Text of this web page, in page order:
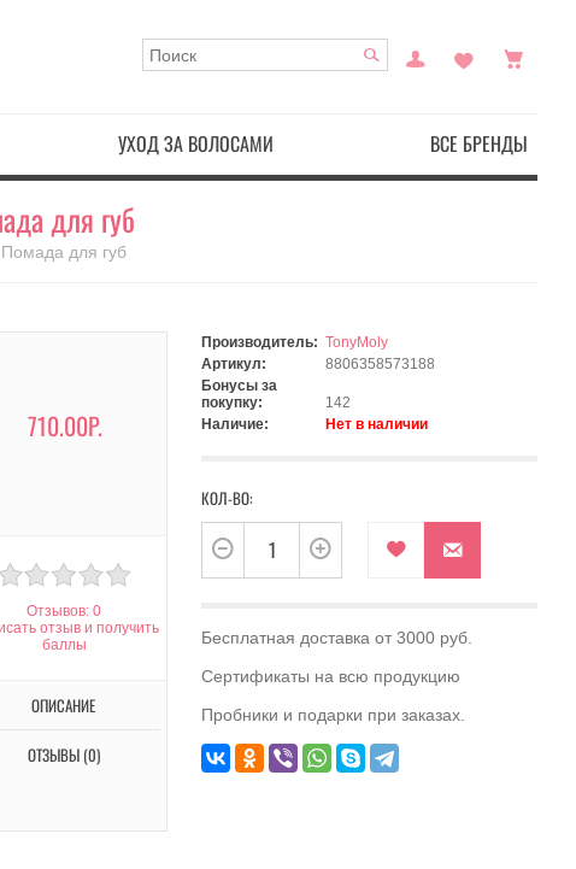
УХОД ЗА ВОЛОСАМИ ВСЕ БРЕНДЫ
для губ
для губ
710.00Р.
Отзывов: 0
отзыв и получить
баллы
ОПИСАНИЕ
ОТЗЫВЫ (0)
Производитель: TonyMoly
Артикул:
8806358573188
Бонусы за
покупку:
142
Наличие:
Нет в наличии
КОЛ-ВО:
Бесплатная доставка от 3000 руб.
Сертификаты на всю продукцию
Пробники и подарки при заказах.